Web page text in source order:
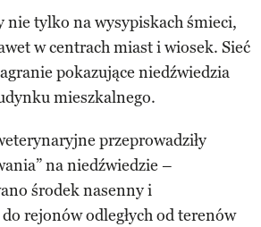
nie tylko na wysypiskach śmieci,
w centrach miast i wiosek. Sieć
pokazujące niedźwiedzia
mieszkalnego.
przeprowadziły
na niedźwiedzie –
środek nasenny i
rejonów odległych od terenów